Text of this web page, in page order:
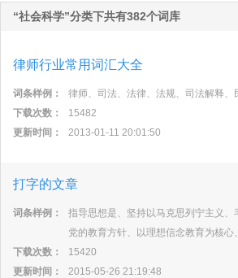
“社会科学”分类下共有382个词库
律师行业常用词汇大全
词条样例：
律师、司法、法律、法规、司法解释
下载次数：
15482
更新时间：
2013-01-11 20:01:50
打字的文章
词条样例：
指导思想是、坚持以马克思列宁主义
党的教育方针、以理想信念教育为核
下载次数：
15420
更新时间：
2015-05-26 21:19:48